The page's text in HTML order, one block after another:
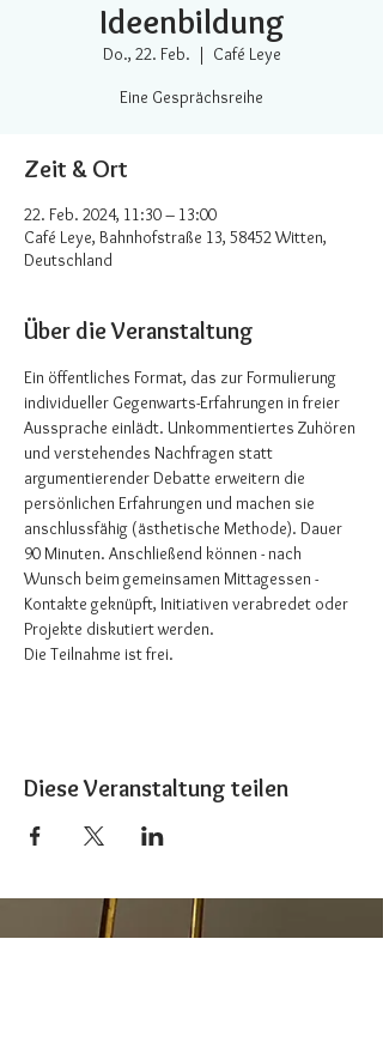
Ideenbildung
Do., 22. Feb.
  |
Café Leye
Eine Gesprächsreihe
Zeit & Ort
22. Feb. 2024, 11:30 – 13:00
Café Leye, Bahnhofstraße 13, 58452 Witten,
Deutschland
Über die Veranstaltung
Ein öffentliches Format, das zur Formulierung
individueller Gegenwarts-Erfahrungen in freier
Aussprache einlädt. Unkommentiertes Zuhören
und verstehendes Nachfragen statt
argumentierender Debatte erweitern die
persönlichen Erfahrungen und machen sie
anschlussfähig (ästhetische Methode). Dauer
90 Minuten. Anschließend können - nach
Wunsch beim gemeinsamen Mittagessen -
Kontakte geknüpft, Initiativen verabredet oder
Projekte diskutiert werden.
Die Teilnahme ist frei.
Diese Veranstaltung teilen